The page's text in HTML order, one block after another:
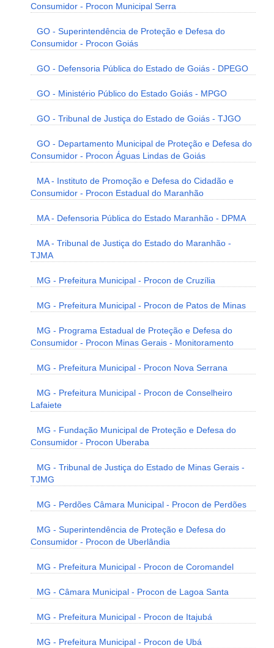
Consumidor - Procon Municipal Serra
GO - Superintendência de Proteção e Defesa do
Consumidor - Procon Goiás
GO - Defensoria Pública do Estado de Goiás - DPEGO
GO - Ministério Público do Estado Goiás - MPGO
GO - Tribunal de Justiça do Estado de Goiás - TJGO
GO - Departamento Municipal de Proteção e Defesa do
Consumidor - Procon Águas Lindas de Goiás
MA - Instituto de Promoção e Defesa do Cidadão e
Consumidor - Procon Estadual do Maranhão
MA - Defensoria Pública do Estado Maranhão - DPMA
MA - Tribunal de Justiça do Estado do Maranhão -
TJMA
MG - Prefeitura Municipal - Procon de Cruzília
MG - Prefeitura Municipal - Procon de Patos de Minas
MG - Programa Estadual de Proteção e Defesa do
Consumidor - Procon Minas Gerais - Monitoramento
MG - Prefeitura Municipal - Procon Nova Serrana
MG - Prefeitura Municipal - Procon de Conselheiro
Lafaiete
MG - Fundação Municipal de Proteção e Defesa do
Consumidor - Procon Uberaba
MG - Tribunal de Justiça do Estado de Minas Gerais -
TJMG
MG - Perdões Câmara Municipal - Procon de Perdões
MG - Superintendência de Proteção e Defesa do
Consumidor - Procon de Uberlândia
MG - Prefeitura Municipal - Procon de Coromandel
MG - Câmara Municipal - Procon de Lagoa Santa
MG - Prefeitura Municipal - Procon de Itajubá
MG - Prefeitura Municipal - Procon de Ubá